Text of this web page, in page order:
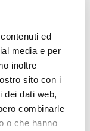
ed
media e per
inoltre
sito con i
dei dati web,
combinarle
o che hanno